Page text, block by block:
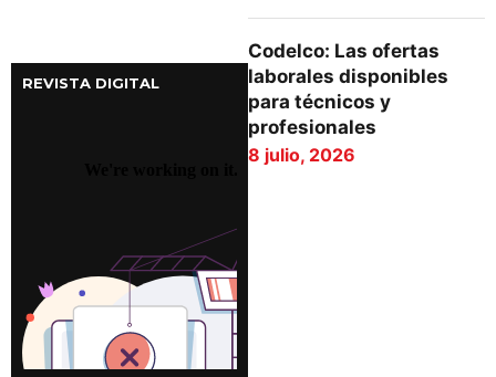
REVISTA DIGITAL
Codelco: Las ofertas
laborales disponibles
para técnicos y
profesionales
8 julio, 2026